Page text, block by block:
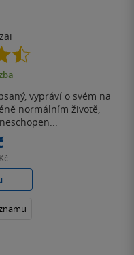
vypráví o svém na
normálním životě,